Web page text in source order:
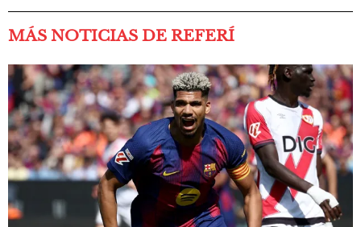
MÁS NOTICIAS DE REFERÍ